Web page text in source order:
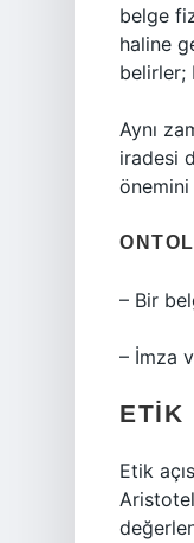
belge
haline
belirler;
Aynı
iradesi
önemini
– Bir
– İmza
ETIK
Etik